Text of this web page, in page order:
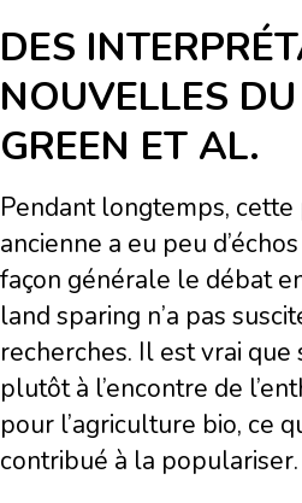
DES
NOUVELLES
GREEN ET AL.
Pendant longtemps,
ancienne a eu peu
façon générale le débat
land sparing n’a pas
recherches. Il est vrai
plutôt à l’encontre de
pour l’agriculture bio, ce
contribué à la populariser.